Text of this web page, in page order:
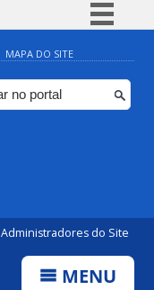
Simplifique!
Comunica BR
Participe
MAPA DO SITE
Administradores do Site
MENU